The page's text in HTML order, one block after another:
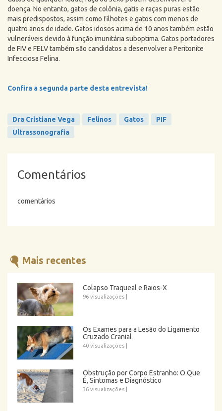
doença. No entanto, gatos de colônia, gatis e raças puras estão
mais predispostos, assim como filhotes e gatos com menos de
quatro anos de idade. Gatos idosos acima de 10 anos também estão
vulneráveis devido à função imunitária suboptima. Gatos portadores
de FIV e FELV também são candidatos a desenvolver a Peritonite
Infecciosa Felina.
Confira a segunda parte desta entrevista!
Dra Cristiane Vega Felinos Gatos
PIF
Ultrassonografia
Comentários
comentários
Mais recentes
Colapso Traqueal e Raios-X
96 visualizações
Os Exames para a Lesão do Ligamento
Cruzado Cranial
40 visualizações
Obstrução por Corpo Estranho: O Que
É, Sintomas e Diagnóstico
36 visualizações